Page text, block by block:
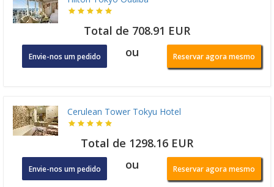
Total de 708.91 EUR
Envie-nos um pedido ou Reservar agora mesmo
Cerulean Tower Tokyu Hotel
Total de 1298.16 EUR
Envie-nos um pedido ou Reservar agora mesmo